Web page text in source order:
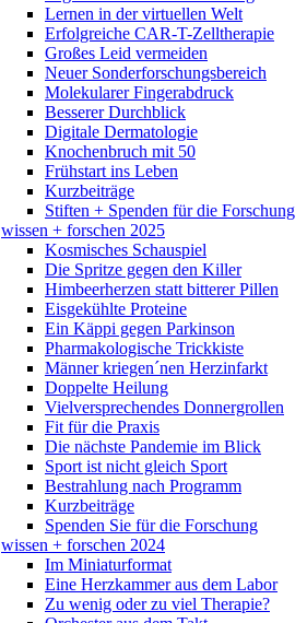
Lernen in der virtuellen Welt
Erfolgreiche CAR-T-Zelltherapie
Großes Leid vermeiden
Neuer Sonderforschungsbereich
Molekularer Fingerabdruck
Besserer Durchblick
Digitale Dermatologie
Knochenbruch mit 50
Frühstart ins Leben
Kurzbeiträge
Stiften + Spenden für die Forschung
wissen + forschen 2025
Kosmisches Schauspiel
Die Spritze gegen den Killer
Himbeerherzen statt bitterer Pillen
Eisgekühlte Proteine
Ein Käppi gegen Parkinson
Pharmakologische Trickkiste
Männer kriegen´nen Herzinfarkt
Doppelte Heilung
Vielversprechendes Donnergrollen
Fit für die Praxis
Die nächste Pandemie im Blick
Sport ist nicht gleich Sport
Bestrahlung nach Programm
Kurzbeiträge
Spenden Sie für die Forschung
wissen + forschen 2024
Im Miniaturformat
Eine Herzkammer aus dem Labor
Zu wenig oder zu viel Therapie?